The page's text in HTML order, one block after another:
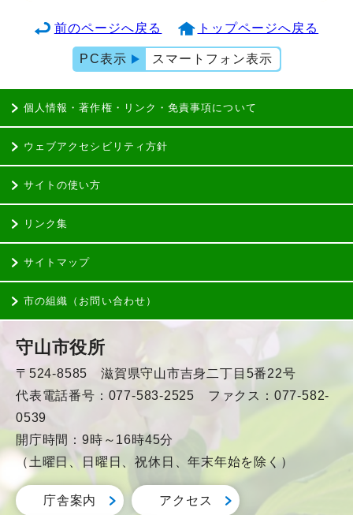
前のページへ戻る トップページへ戻る
PC表示 スマートフォン表示
個人情報・著作権・リンク・免責事項について
ウェブアクセシビリティ方針
サイトの使い方
リンク集
サイトマップ
市の組織（お問い合わせ）
守山市役所
〒524-8585 滋賀県守山市吉身二丁目5番22号
代表電話番号：077-583-2525 ファクス：077-582-
0539
開庁時間：9時～16時45分
（土曜日、日曜日、祝休日、年末年始を除く）
庁舎案内 アクセス